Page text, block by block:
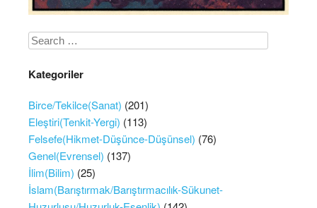
Search
Kategoriler
Birce/Tekilce(Sanat) (201)
Eleştiri(Tenkit-Yergi) (113)
Felsefe(Hikmet-Düşünce-Düşünsel) (76)
Genel(Evrensel) (137)
İlim(Bilim) (25)
İslam(Barıştırmak/Barıştırmacılık-Sükunet-